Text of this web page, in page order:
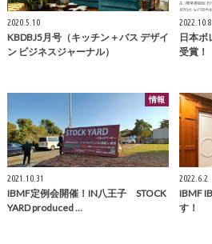
2020.5.10
KBDBJ5月号（キッチン＋バス デザイ
ン ビジネスジャーナル）
2022.10.8
日本ボ
受賞！
情報
2021.10.31
IBMF定例会開催！IN八王子 STOCK
YARD produced …
2022.6.2
IBMF
す！